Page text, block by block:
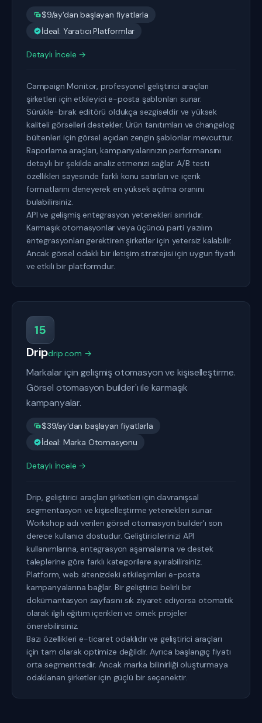
$9/ay'dan başlayan fiyatlarla
İdeal: Yaratıcı Platformlar
Detaylı İncele →
Campaign Monitor, profesyonel geliştirici araçları
şirketleri için etkileyici e-posta şablonları sunar.
Sürükle-bırak editörü oldukça sezgiseldir ve yüksek
kaliteli görselleri destekler. Ürün tanıtımları ve changelog
bültenleri için görsel açıdan zengin şablonlar mevcuttur.
Raporlama araçları, kampanyalarınızın performansını
detaylı bir şekilde analiz etmenizi sağlar. A/B testi
özellikleri sayesinde farklı konu satırları ve içerik
formatlarını deneyerek en yüksek açılma oranını
bulabilirsiniz.
API ve gelişmiş entegrasyon yetenekleri sınırlıdır.
Karmaşık otomasyonlar veya üçüncü parti yazılım
entegrasyonları gerektiren şirketler için yetersiz kalabilir.
Ancak görsel odaklı bir iletişim stratejisi için uygun fiyatlı
ve etkili bir platformdur.
15
Dripdrip.com →
Markalar için gelişmiş otomasyon ve kişiselleştirme.
Görsel otomasyon builder'ı ile karmaşık
kampanyalar.
$39/ay'dan başlayan fiyatlarla
İdeal: Marka Otomasyonu
Detaylı İncele →
Drip, geliştirici araçları şirketleri için davranışsal
segmentasyon ve kişiselleştirme yetenekleri sunar.
Workshop adı verilen görsel otomasyon builder'ı son
derece kullanıcı dostudur. Geliştiricilerinizi API
kullanımlarına, entegrasyon aşamalarına ve destek
taleplerine göre farklı kategorilere ayırabilirsiniz.
Platform, web sitenizdeki etkileşimleri e-posta
kampanyalarına bağlar. Bir geliştirici belirli bir
dokümantasyon sayfasını sık ziyaret ediyorsa otomatik
olarak ilgili eğitim içerikleri ve örnek projeler
önerebilirsiniz.
Bazı özellikleri e-ticaret odaklıdır ve geliştirici araçları
için tam olarak optimize değildir. Ayrıca başlangıç fiyatı
orta segmenttedir. Ancak marka bilinirliği oluşturmaya
odaklanan şirketler için güçlü bir seçenektir.